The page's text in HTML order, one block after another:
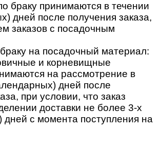
браку принимаются в течении
дней после получения заказа,
заказов с посадочным
на посадочный материал:
и корневищные
на рассмотрение в
дней после
при условии, что заказ
доставки не более 3-х
дней с момента поступления на